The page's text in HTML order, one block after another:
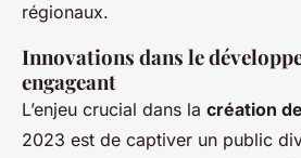
régionaux.
Innovations dans le
engageant
L’enjeu crucial dans la création
2023 est de captiver un public